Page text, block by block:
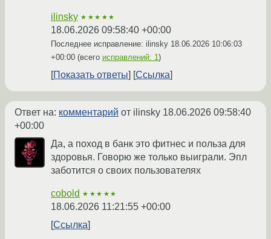
ilinsky ★★★★★
18.06.2026 09:58:40 +00:00
Последнее исправление: ilinsky 18.06.2026 10:06:03
+00:00 (всего исправлений: 1)
Показать ответы Ссылка
Ответ на: комментарий от ilinsky 18.06.2026 09:58:40
+00:00
Да, а поход в банк это фитнес и польза для
здоровья. Говорю же только выиграли. Эпл
заботится о своих пользователях
cobold ★★★★★
18.06.2026 11:21:55 +00:00
Ссылка